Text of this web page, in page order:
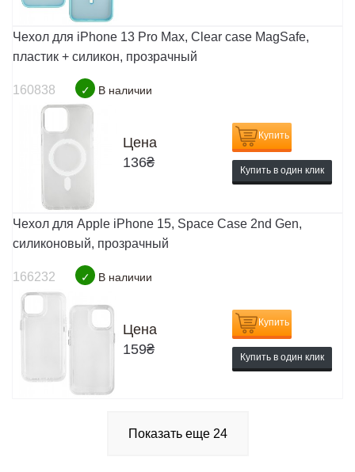
Чехол для iPhone 13 Pro Max, Clear case MagSafe,
пластик + силикон, прозрачный
160838 ✓ В наличии
Цена
136₴
Купить
Купить в один клик
Чехол для Apple iPhone 15, Space Case 2nd Gen,
силиконовый, прозрачный
166232 ✓ В наличии
Цена
159₴
Купить
Купить в один клик
Показать еще 24